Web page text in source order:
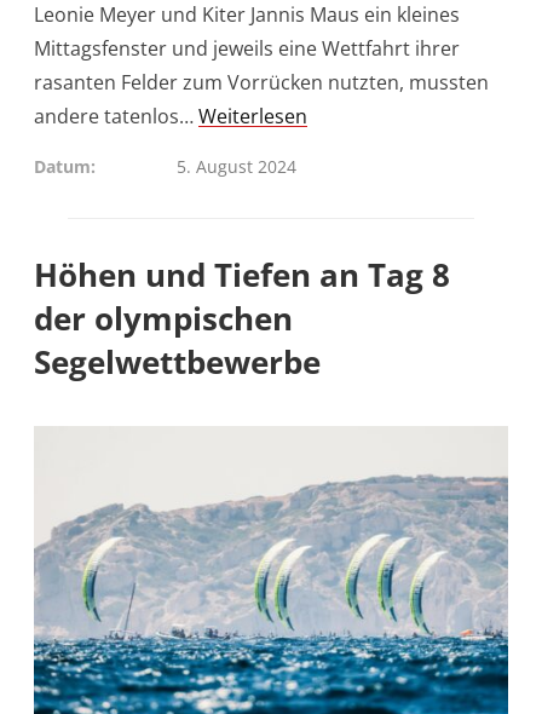
Leonie Meyer und Kiter Jannis Maus ein kleines
Mittagsfenster und jeweils eine Wettfahrt ihrer
rasanten Felder zum Vorrücken nutzten, mussten
andere tatenlos…Weiterlesen
Datum 5. August 2024
Höhen und Tiefen an Tag 8
der olympischen
Segelwettbewerbe